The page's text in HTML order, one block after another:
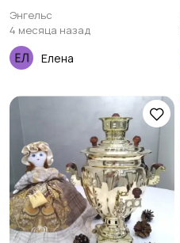
для кулича
Энгельс
4 месяца назад
Елена